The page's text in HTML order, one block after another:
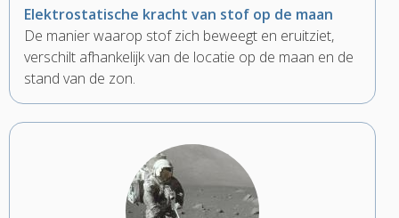
Elektrostatische kracht van stof op de maan
De manier waarop stof zich beweegt en eruitziet,
verschilt afhankelijk van de locatie op de maan en de
stand van de zon.